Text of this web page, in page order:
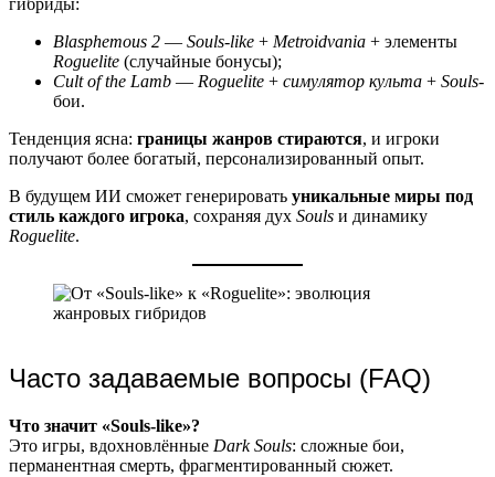
гибриды:
Blasphemous 2 — Souls-like + Metroidvania + элементы
Roguelite (случайные бонусы);
Cult of the Lamb — Roguelite + симулятор культа + Souls-
бои.
Тенденция ясна: границы жанров стираются, и игроки
получают более богатый, персонализированный опыт.
В будущем ИИ сможет генерировать уникальные миры под
стиль каждого игрока, сохраняя дух Souls и динамику
Roguelite.
Часто задаваемые вопросы (FAQ)
Что значит «Souls-like»?
Это игры, вдохновлённые Dark Souls: сложные бои,
перманентная смерть, фрагментированный сюжет.